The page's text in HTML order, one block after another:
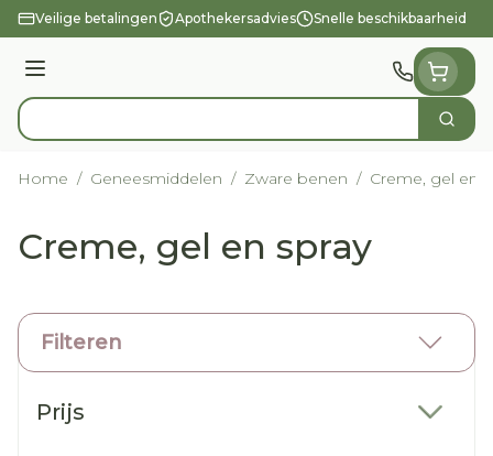
Ga naar de inhoud
Veilige betalingen Apothekersadvies Snelle beschikbaarheid
Menu
Product, merk, categorie... Zoek
Home / Geneesmiddelen / Zware benen / Creme, gel en
Creme, gel en spray
Filteren
Prijs